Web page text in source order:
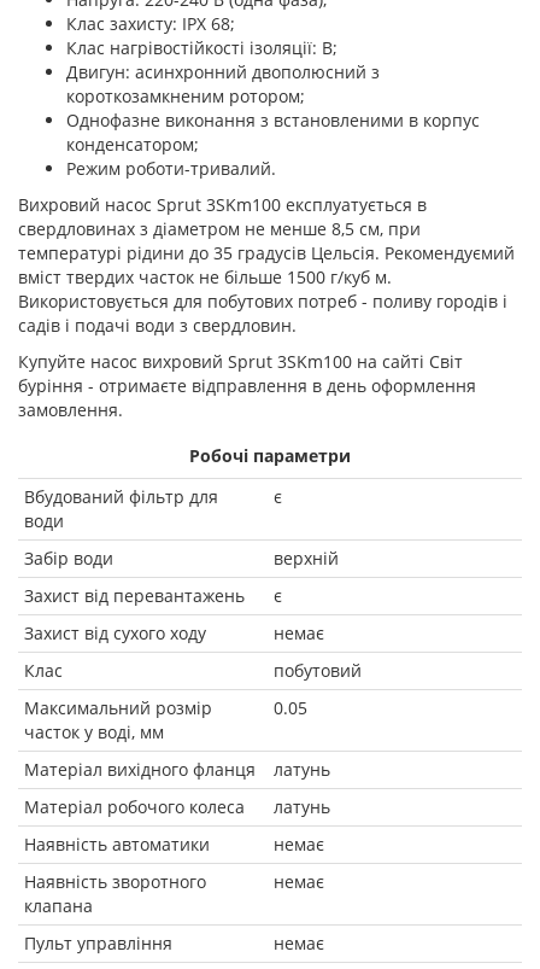
Клас захисту: ІРХ 68;
Клас нагрівостійкості ізоляції: В;
Двигун: асинхронний двополюсний з
короткозамкненим ротором;
Однофазне виконання з встановленими в корпус
конденсатором;
Режим роботи-тривалий.
Вихровий насос Sprut 3SKm100 експлуатується в
свердловинах з діаметром не менше 8,5 см, при
температурі рідини до 35 градусів Цельсія. Рекомендуємий
вміст твердих часток не більше 1500 г/куб м.
Використовується для побутових потреб - поливу городів і
садів і подачі води з свердловин.
Купуйте насос вихровий Sprut 3SKm100 на сайті Світ
буріння - отримаєте відправлення в день оформлення
замовлення.
Робочі параметри
Вбудований фільтр для
води
є
Забір води
верхній
Захист від перевантажень
є
Захист від сухого ходу
немає
Клас
побутовий
Максимальний розмір
часток у воді, мм
0.05
Матеріал вихідного фланця
латунь
Матеріал робочого колеса
латунь
Наявність автоматики
немає
Наявність зворотного
клапана
немає
Пульт управління немає